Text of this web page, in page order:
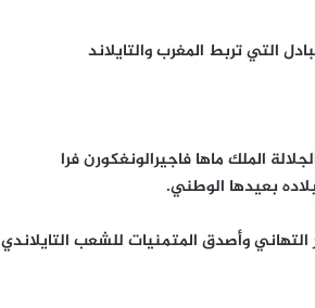
التي تربط المغرب والتايلاند
الملك ماها فاجيرالونغكورن فرا
بعيدها الوطني.
وأصدق المتمنيات للشعب التايلاندي